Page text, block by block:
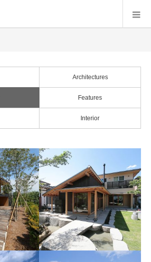
Architectures
Features
Interior